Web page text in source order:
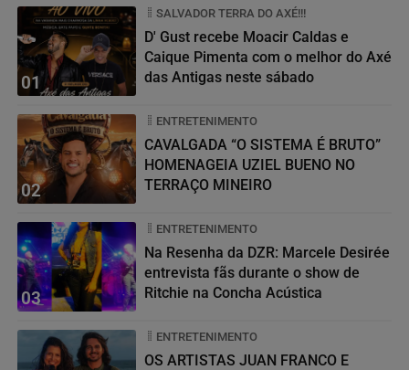
01
SALVADOR TERRA DO AXÉ!!!
D' Gust recebe Moacir Caldas e
Caique Pimenta com o melhor do Axé
das Antigas neste sábado
02
ENTRETENIMENTO
CAVALGADA “O SISTEMA É BRUTO”
HOMENAGEIA UZIEL BUENO NO
TERRAÇO MINEIRO
03
ENTRETENIMENTO
Na Resenha da DZR: Marcele Desirée
entrevista fãs durante o show de
Ritchie na Concha Acústica
ENTRETENIMENTO
OS ARTISTAS JUAN FRANCO E